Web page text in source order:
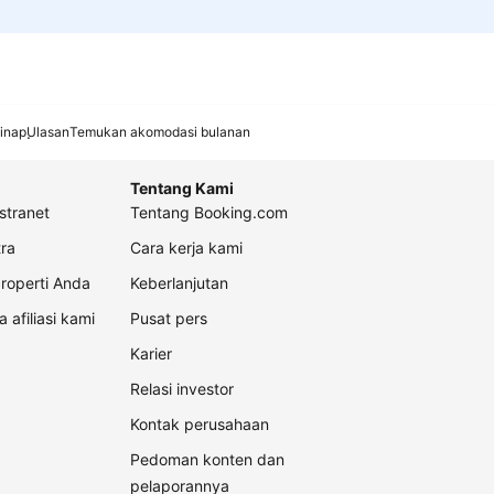
UlasanTemukan akomodasi bulanan
Anda
afiliasi kami
Tentang Kami
Tentang Booking.com
Cara kerja kami
Keberlanjutan
Pusat pers
Karier
Relasi investor
Kontak perusahaan
Pedoman konten dan
pelaporannya